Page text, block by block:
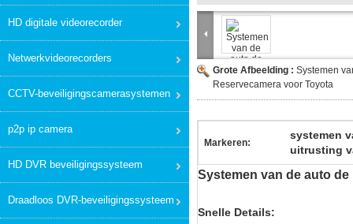
HD digitale videorecorder
Netwerkvideorecorders
CCTV-beveiligingscamerasystemen
p2p ip camera
HD DVR beveiligingssysteem
Draadloos DVR-beveiligingssysteem
Grote Afbeelding : Systemen
Reservecamera voor Toyota
Markeren:
systemen
uitrusting
Systemen van de auto
Snelle Details: